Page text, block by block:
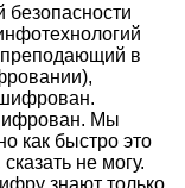
в
Мы
как быстро это
не могу.
знают только